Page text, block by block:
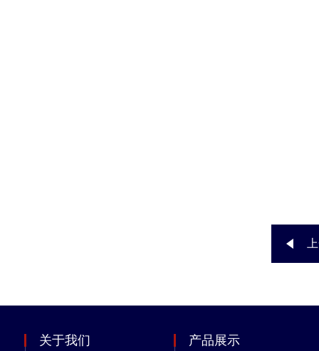
关于我们 产品展示